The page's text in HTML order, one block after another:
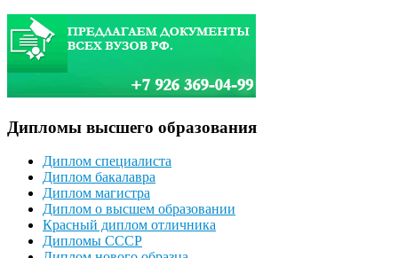
Дипломы высшего образования
Диплом специалиста
Диплом бакалавра
Диплом магистра
Диплом о высшем образовании
Красный диплом отличника
Дипломы СССР